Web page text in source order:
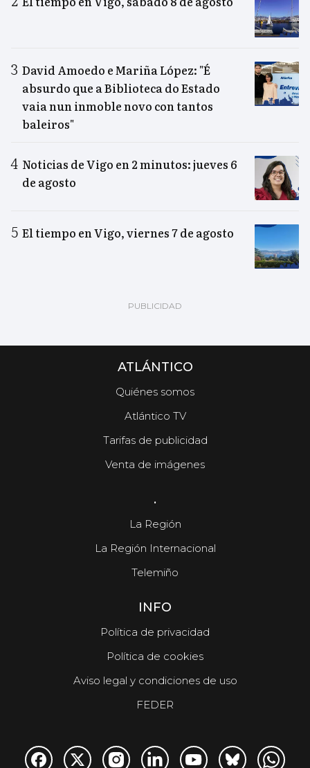
David Amoedo e Mariña López: "É
absurdo que a Biblioteca do Estado
vaia nun inmoble novo con tantos
baleiros"
Noticias de Vigo en 2 minutos: jueves 6
de agosto
El tiempo en Vigo, viernes 7 de agosto
ATLÁNTICO
Quiénes somos
Atlántico TV
Tarifas de publicidad
Venta de imágenes
.
La Región
La Región Internacional
Telemiño
INFO
Política de privacidad
Política de cookies
Aviso legal y condiciones de uso
FEDER